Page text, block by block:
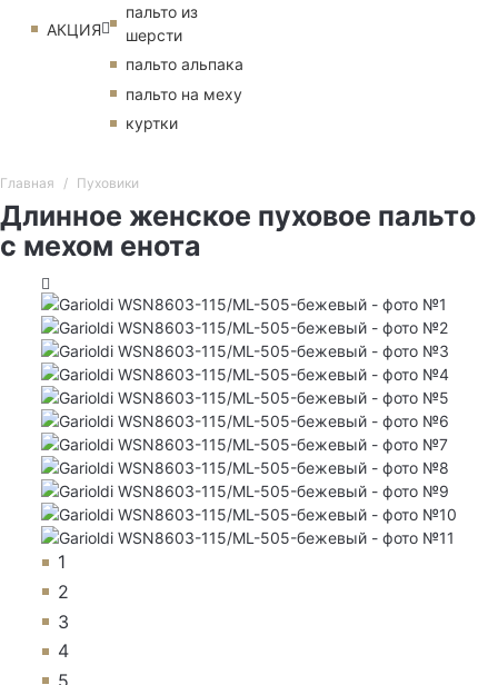
АКЦИЯ
пальто из
шерсти
пальто альпака
пальто на меху
куртки
Главная Пуховики
Длинное женское пуховое пальто
с мехом енота
1
2
3
4
5